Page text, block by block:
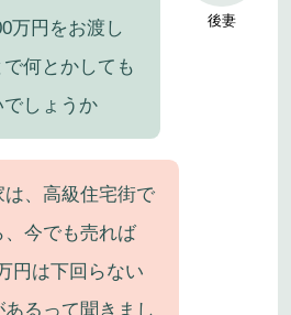
後妻
万円をお渡し
何とかしても
でしょうか
は、高級住宅街で
、今でも売れば
円は下回らない
あるって聞きまし